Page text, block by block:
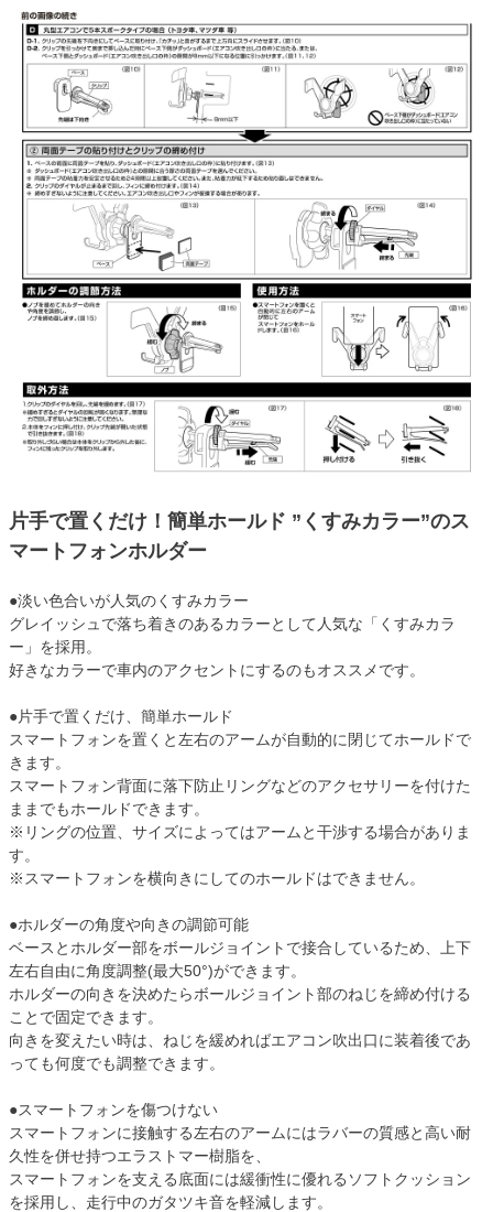
片手で置くだけ！簡単ホールド ”くすみカラー”のス
マートフォンホルダー
●淡い色合いが人気のくすみカラー
グレイッシュで落ち着きのあるカラーとして人気な「くすみカラ
ー」を採用。
好きなカラーで車内のアクセントにするのもオススメです。
●片手で置くだけ、簡単ホールド
スマートフォンを置くと左右のアームが自動的に閉じてホールドで
きます。
スマートフォン背面に落下防止リングなどのアクセサリーを付けた
ままでもホールドできます。
※リングの位置、サイズによってはアームと干渉する場合がありま
す。
※スマートフォンを横向きにしてのホールドはできません。
●ホルダーの角度や向きの調節可能
ベースとホルダー部をボールジョイントで接合しているため、上下
左右自由に角度調整(最大50°)ができます。
ホルダーの向きを決めたらボールジョイント部のねじを締め付ける
ことで固定できます。
向きを変えたい時は、ねじを緩めればエアコン吹出口に装着後であ
っても何度でも調整できます。
●スマートフォンを傷つけない
スマートフォンに接触する左右のアームにはラバーの質感と高い耐
久性を併せ持つエラストマー樹脂を、
スマートフォンを支える底面には緩衝性に優れるソフトクッション
を採用し、走行中のガタツキ音を軽減します。